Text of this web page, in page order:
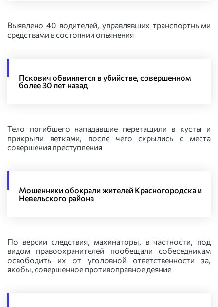
Выявлено 40 водителей, управлявших транспортными
средствами в состоянии опьянения
Пскович обвиняется в убийстве, совершенном
более 30 лет назад
Тело погибшего нападавшие перетащили в кусты и
прикрыли ветками, после чего скрылись с места
совершения преступления
Мошенники обокрали жителей Красногородска и
Невельского района
По версии следствия, махинаторы, в частности, под
видом правоохранителей пообещали собеседникам
освободить их от уголовной ответственности за,
якобы, совершенное противоправное деяние